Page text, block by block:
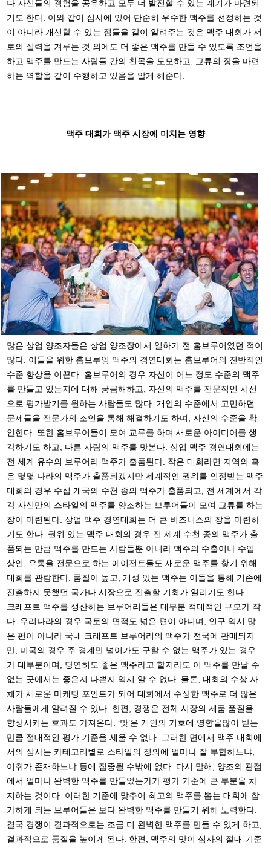
나 자신들의 경험을 공유하고 모두 더 발전할 수 있는 계기가 마련되
기도 한다. 이와 같이 심사에 있어 단순히 우수한 맥주를 선정하는 것
이 아니라 개선할 수 있는 점들을 같이 알려주는 것은 맥주 대회가 서
로의 실력을 겨루는 것 외에도 더 좋은 맥주를 만들 수 있도록 조언을
하고 맥주를 만드는 사람들 간의 친목을 도모하고, 교류의 장을 마련
하는 역할을 같이 수행하고 있음을 알게 해준다.
맥주 대회가 맥주 시장에 미치는 영향
많은 상업 양조자들은 상업 양조장에서 일하기 전 홈브루어였던 적이
많다. 이들을 위한 홈브루잉 맥주의 경연대회는 홈브루어의 전반적인
수준 향상을 이끈다. 홈브루어의 경우 자신이 어느 정도 수준의 맥주
를 만들고 있는지에 대해 궁금해하고, 자신의 맥주를 전문적인 시선
으로 평가받기를 원하는 사람들도 많다. 개인의 수준에서 고민하던
문제들을 전문가의 조언을 통해 해결하기도 하며, 자신의 수준을 확
인한다. 또한 홈브루어들이 모여 교류를 하며 새로운 아이디어를 생
각하기도 하고, 다른 사람의 맥주를 맛본다. 상업 맥주 경연대회에는
전 세계 유수의 브루어리 맥주가 출품된다. 작은 대회라면 지역의 혹
은 몇몇 나라의 맥주가 출품되겠지만 세계적인 권위를 인정받는 맥주
대회의 경우 수십 개국의 수천 종의 맥주가 출품되고, 전 세계에서 각
각 자신만의 스타일의 맥주를 양조하는 브루어들이 모여 교류를 하는
장이 마련된다. 상업 맥주 경연대회는 더 큰 비즈니스의 장을 마련하
기도 한다. 권위 있는 맥주 대회의 경우 전 세계 수천 종의 맥주가 출
품되는 만큼 맥주를 만드는 사람들뿐 아니라 맥주의 수출이나 수입
상인, 유통을 전문으로 하는 에이전트들도 새로운 맥주를 찾기 위해
대회를 관람한다. 품질이 높고, 개성 있는 맥주는 이들을 통해 기존에
진출하지 못했던 국가나 시장으로 진출할 기회가 열리기도 한다.
크래프트 맥주를 생산하는 브루어리들은 대부분 적대적인 규모가 작
다. 우리나라의 경우 국토의 면적도 넓은 편이 아니며, 인구 역시 많
은 편이 아니라 국내 크래프트 브루어리의 맥주가 전국에 판매되지
만, 미국의 경우 주 경계만 넘어가도 구할 수 없는 맥주가 있는 경우
가 대부분이며, 당연히도 좋은 맥주라고 할지라도 이 맥주를 만날 수
없는 곳에서는 좋은지 나쁜지 역시 알 수 없다. 물론, 대회의 수상 자
체가 새로운 마케팅 포인트가 되어 대회에서 수상한 맥주로 더 많은
사람들에게 알려질 수 있다. 한편, 경쟁은 전체 시장의 제품 품질을
향상시키는 효과도 가져온다. ‘맛’은 개인의 기호에 영향을많이 받는
만큼 절대적인 평가 기준을 세울 수 없다. 그러한 면에서 맥주 대회에
서의 심사는 카테고리별로 스타일의 정의에 얼마나 잘 부합하느냐,
이취가 존재하느냐 등에 집중될 수밖에 없다. 다시 말해, 양조의 관점
에서 얼마나 완벽한 맥주를 만들었는가가 평가 기준에 큰 부분을 차
지하는 것이다. 이러한 기준에 맞추어 최고의 맥주를 뽑는 대회에 참
가하게 되는 브루어들은 보다 완벽한 맥주를 만들기 위해 노력한다.
결국 경쟁이 결과적으로는 조금 더 완벽한 맥주를 만들 수 있게 하고,
결과적으로 품질을 높이게 된다. 한편, 맥주의 맛이 심사의 절대 기준